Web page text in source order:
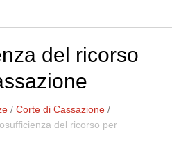
del ricorso
/Corte di Cassazione /
del ricorso per